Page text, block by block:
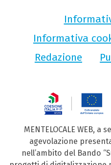
Informativa
Redazione
MENTELOCALE WEB,
agevolazione
nell’ambito del Bando